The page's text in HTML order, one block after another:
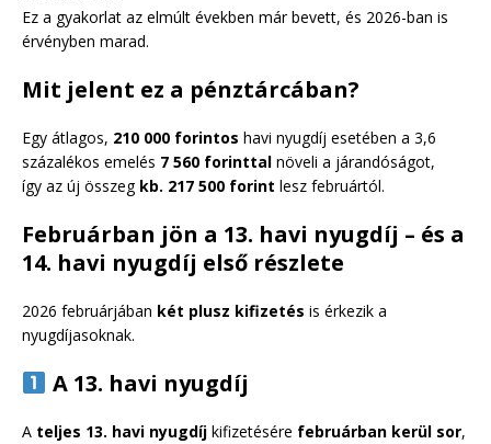
Ez a gyakorlat az elmúlt években már bevett, és 2026-ban is
érvényben marad.
Mit jelent ez a pénztárcában?
Egy átlagos, 210 000 forintos havi nyugdíj esetében a 3,6
százalékos emelés 7 560 forinttal növeli a járandóságot,
így az új összeg kb. 217 500 forint lesz februártól.
Februárban jön a 13. havi nyugdíj – és a
14. havi nyugdíj első részlete
2026 februárjában két plusz kifizetés is érkezik a
nyugdíjasoknak.
A 13. havi nyugdíj
A teljes 13. havi nyugdíj kifizetésére februárban kerül sor,